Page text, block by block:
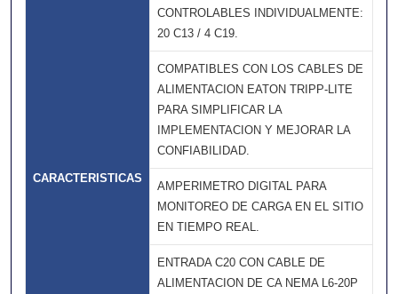
CARACTERISTICAS
CONTROLABLES INDIVIDUALMENTE:
20 C13 / 4 C19.
COMPATIBLES CON LOS CABLES DE
ALIMENTACION EATON TRIPP-LITE
PARA SIMPLIFICAR LA
IMPLEMENTACION Y MEJORAR LA
CONFIABILIDAD.
AMPERIMETRO DIGITAL PARA
MONITOREO DE CARGA EN EL SITIO
EN TIEMPO REAL.
ENTRADA C20 CON CABLE DE
ALIMENTACION DE CA NEMA L6-20P